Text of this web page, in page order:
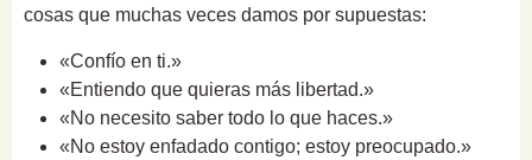
cosas que muchas veces damos por supuestas:
«Confío en ti.»
«Entiendo que quieras más libertad.»
«No necesito saber todo lo que haces.»
«No estoy enfadado contigo; estoy preocupado.»